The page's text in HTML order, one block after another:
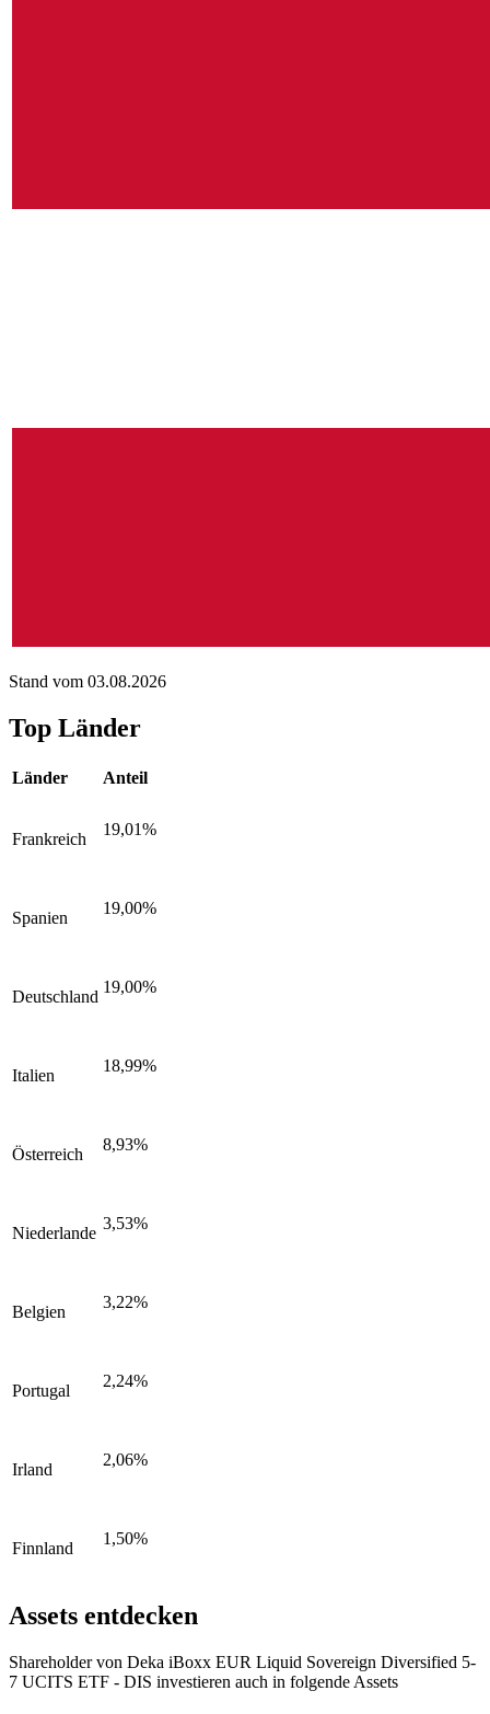
Stand vom 03.08.2026
Top Länder
Länder Anteil
Frankreich
19,01%
Spanien
19,00%
Deutschland
19,00%
Italien
18,99%
Österreich
8,93%
Niederlande
3,53%
Belgien
3,22%
Portugal
2,24%
Irland
2,06%
Finnland
1,50%
Assets entdecken
Shareholder von Deka iBoxx EUR Liquid Sovereign Diversified 5-
7 UCITS ETF - DIS investieren auch in folgende Assets